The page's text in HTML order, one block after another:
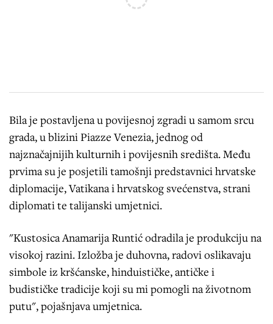
Bila je postavljena u povijesnoj zgradi u samom srcu
grada, u blizini Piazze Venezia, jednog od
najznačajnijih kulturnih i povijesnih središta. Među
prvima su je posjetili tamošnji predstavnici hrvatske
diplomacije, Vatikana i hrvatskog svećenstva, strani
diplomati te talijanski umjetnici.
"Kustosica Anamarija Runtić odradila je produkciju na
visokoj razini. Izložba je duhovna, radovi oslikavaju
simbole iz kršćanske, hinduističke, antičke i
budističke tradicije koji su mi pomogli na životnom
putu", pojašnjava umjetnica.